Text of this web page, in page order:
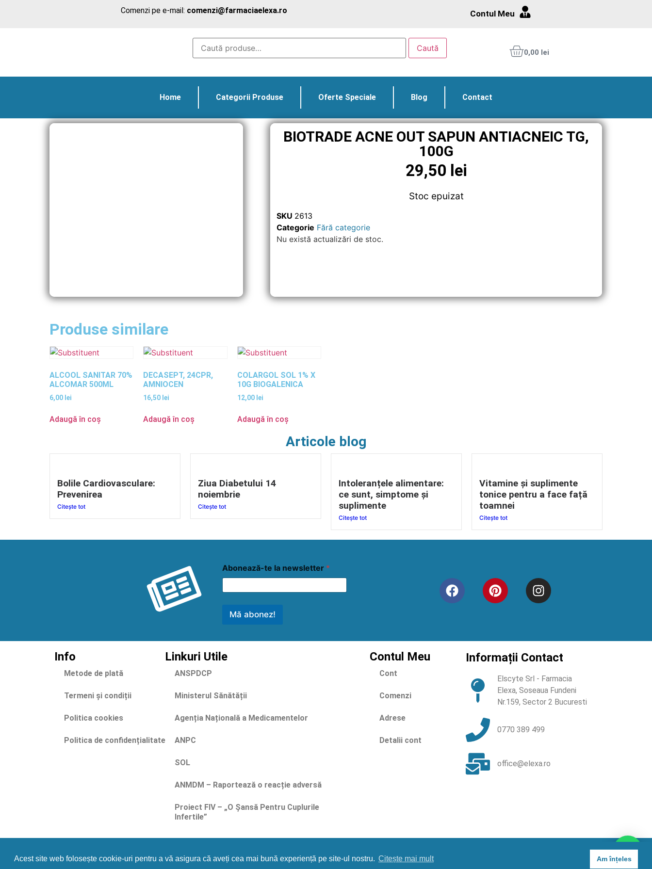
Comenzi pe e-mail: comenzi@farmaciaelexa.ro Contul Meu
Caută 0,00 lei
Home Categorii Produse Oferte Speciale Blog Contact
BIOTRADE ACNE OUT SAPUN ANTIACNEIC TG,
100G
29,50 lei
Stoc epuizat
SKU 2613
Categorie Fără categorie
Nu există actualizări de stoc.
Produse similare
ALCOOL SANITAR 70%
ALCOMAR 500ML
6,00 lei
Adaugă în coș
DECASEPT, 24CPR,
AMNIOCEN
16,50 lei
Adaugă în coș
COLARGOL SOL 1% X
10G BIOGALENICA
12,00 lei
Adaugă în coș
Articole blog
Bolile Cardiovasculare:
Prevenirea
Citește tot
Ziua Diabetului 14
noiembrie
Citește tot
Intoleranțele alimentare:
ce sunt, simptome și
suplimente
Citește tot
Vitamine și suplimente
tonice pentru a face față
toamnei
Citește tot
Abonează-te la newsletter *
Mă abonez!
Info
Metode de plată
Termeni și condiții
Politica cookies
Politica de confidențialitate
Linkuri Utile
ANSPDCP
Ministerul Sănătății
Agenția Națională a Medicamentelor
ANPC
SOL
ANMDM – Raportează o reacție adversă
Proiect FIV – „O Șansă Pentru Cuplurile
Infertile”
Contul Meu
Cont
Comenzi
Adrese
Detalii cont
Informații Contact
Elscyte Srl - Farmacia
Elexa, Soseaua Fundeni
Nr.159, Sector 2 Bucuresti
0770 389 499
office@elexa.ro
Farmacia Elexa © 2024 – Site actualizat la data 07.08.2026 Contactează un farmacist
Acest site web folosește cookie-uri pentru a vă asigura că aveți cea mai bună experiență pe site-ul nostru. Citește mai mult Am înțeles